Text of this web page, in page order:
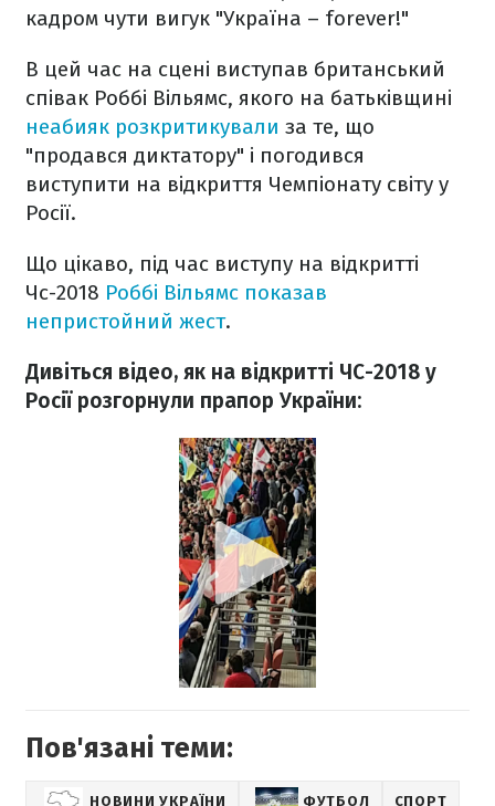
кадром чути вигук "Україна – forever!"
В цей час на сцені виступав британський
співак Роббі Вільямс, якого на батьківщині
неабияк розкритикували за те, що
"продався диктатору" і погодився
виступити на відкриття Чемпіонату світу у
Росії.
Що цікаво, під час виступу на відкритті
Чс-2018 Роббі Вільямс показав
непристойний жест.
Дивіться відео, як на відкритті ЧС-2018 у
Росії розгорнули прапор України:
Пов'язані теми:
НОВИНИ УКРАЇНИ ФУТБОЛ СПОРТ